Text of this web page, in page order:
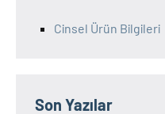
Cinsel Ürün Bilgileri
Son Yazılar